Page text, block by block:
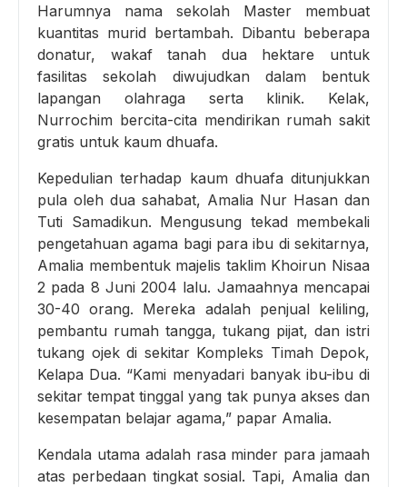
Harumnya nama sekolah Master membuat
kuantitas murid bertambah. Dibantu beberapa
donatur, wakaf tanah dua hektare untuk
fasilitas sekolah diwujudkan dalam bentuk
lapangan olahraga serta klinik. Kelak,
Nurrochim bercita-cita mendirikan rumah sakit
gratis untuk kaum dhuafa.
Kepedulian terhadap kaum dhuafa ditunjukkan
pula oleh dua sahabat, Amalia Nur Hasan dan
Tuti Samadikun. Mengusung tekad membekali
pengetahuan agama bagi para ibu di sekitarnya,
Amalia membentuk majelis taklim Khoirun Nisaa
2 pada 8 Juni 2004 lalu. Jamaahnya mencapai
30-40 orang. Mereka adalah penjual keliling,
pembantu rumah tangga, tukang pijat, dan istri
tukang ojek di sekitar Kompleks Timah Depok,
Kelapa Dua. “Kami menyadari banyak ibu-ibu di
sekitar tempat tinggal yang tak punya akses dan
kesempatan belajar agama,” papar Amalia.
Kendala utama adalah rasa minder para jamaah
atas perbedaan tingkat sosial. Tapi, Amalia dan